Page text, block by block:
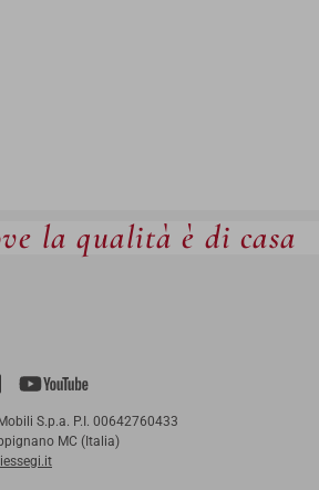
la qualità è di casa
S.p.a. P.I. 00642760433
MC (Italia)